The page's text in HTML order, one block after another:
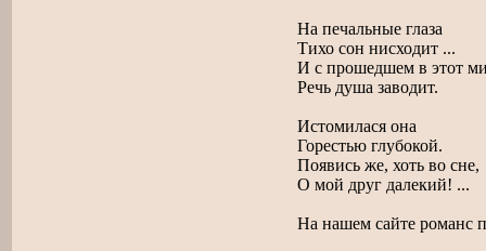
На печальные глаза
Тихо сон нисходит ...
И с прошедшем в этот
Речь душа заводит.
Истомилася она
Горестью глубокой.
Появись же, хоть во сне,
О мой друг далекий! ...
На нашем сайте романс